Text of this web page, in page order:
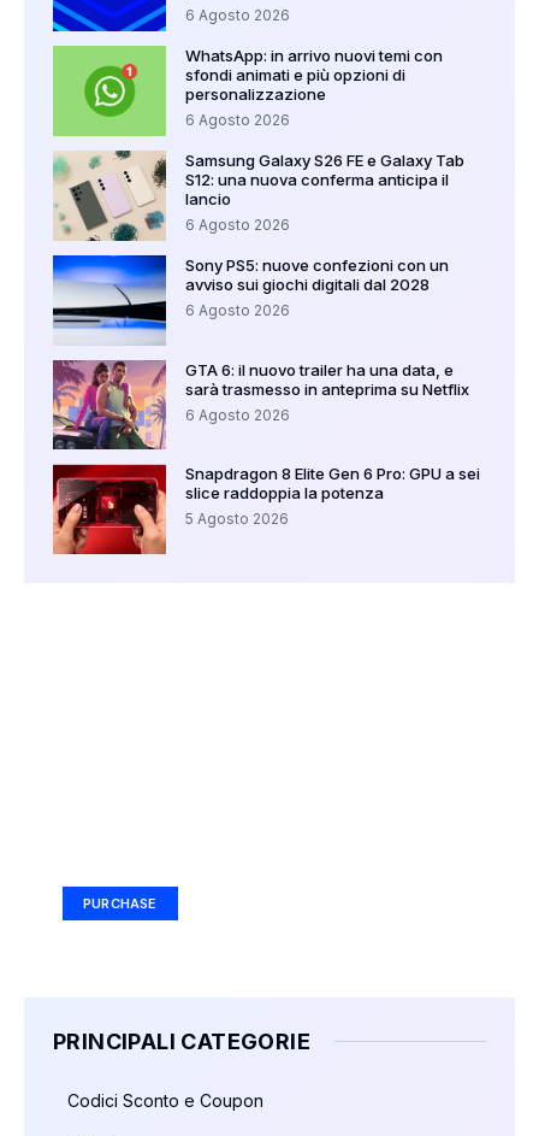
6 Agosto 2026
WhatsApp: in arrivo nuovi temi con
sfondi animati e più opzioni di
personalizzazione
6 Agosto 2026
Samsung Galaxy S26 FE e Galaxy Tab
S12: una nuova conferma anticipa il
lancio
6 Agosto 2026
Sony PS5: nuove confezioni con un
avviso sui giochi digitali dal 2028
6 Agosto 2026
GTA 6: il nuovo trailer ha una data, e
sarà trasmesso in anteprima su Netflix
6 Agosto 2026
Snapdragon 8 Elite Gen 6 Pro: GPU a sei
slice raddoppia la potenza
5 Agosto 2026
PURCHASE
PRINCIPALI CATEGORIE
Codici Sconto e Coupon